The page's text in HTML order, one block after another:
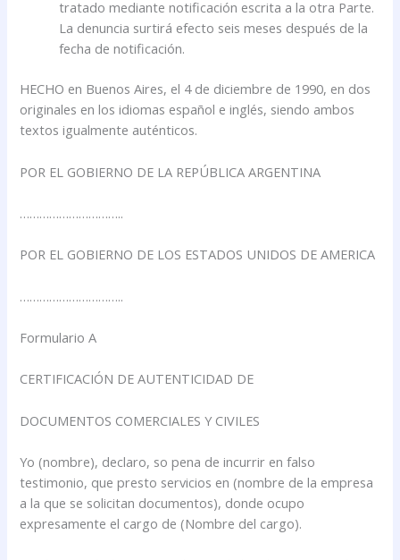
tratado mediante notificación escrita a la otra Parte.
La denuncia surtirá efecto seis meses después de la
fecha de notificación.
HECHO en Buenos Aires, el 4 de diciembre de 1990, en dos
originales en los idiomas español e inglés, siendo ambos
textos igualmente auténticos.
POR EL GOBIERNO DE LA REPÚBLICA ARGENTINA
…………………………..
POR EL GOBIERNO DE LOS ESTADOS UNIDOS DE AMERICA
…………………………..
Formulario A
CERTIFICACIÓN DE AUTENTICIDAD DE
DOCUMENTOS COMERCIALES Y CIVILES
Yo (nombre), declaro, so pena de incurrir en falso
testimonio, que presto servicios en (nombre de la empresa
a la que se solicitan documentos), donde ocupo
expresamente el cargo de (Nombre del cargo).